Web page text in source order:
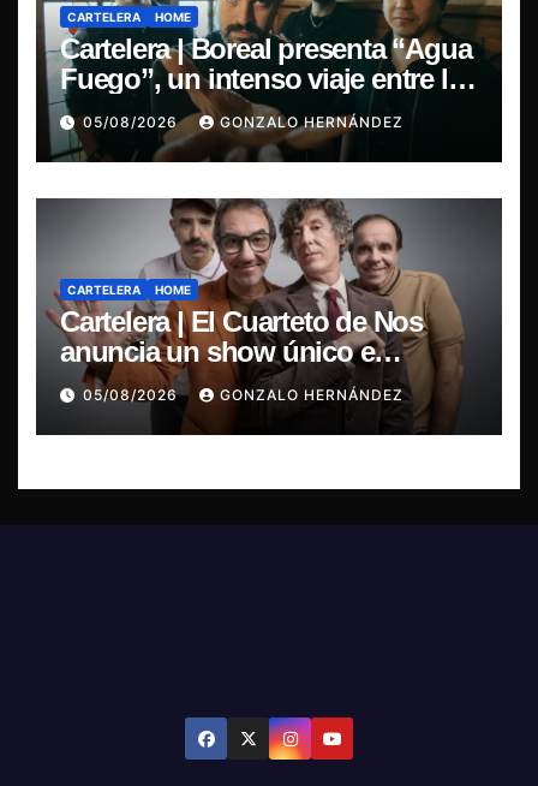
CARTELERA HOME
Cartelera | Boreal presenta “Agua
Fuego”, un intenso viaje entre la
pasión y la desilusión
05/08/2026 GONZALO HERNÁNDEZ
CARTELERA HOME
Cartelera | El Cuarteto de Nos
anuncia un show único e
irrepetible en el Movistar Arena
05/08/2026 GONZALO HERNÁNDEZ